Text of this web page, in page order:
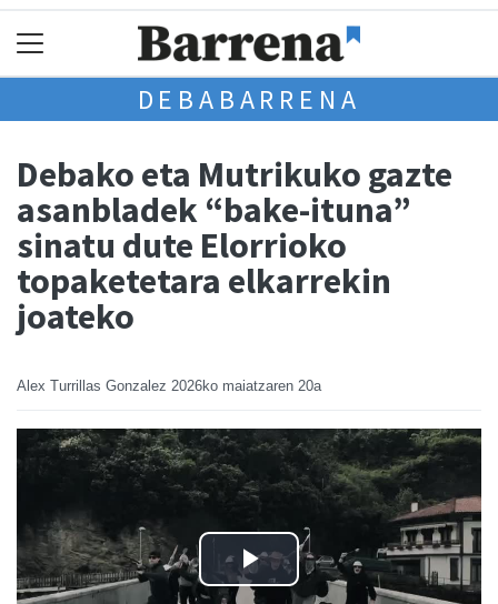
DEBABARRENA
Debako eta Mutrikuko gazte
asanbladek “bake-ituna”
sinatu dute Elorrioko
topaketetara elkarrekin
joateko
Alex Turrillas Gonzalez 2026ko maiatzaren 20a